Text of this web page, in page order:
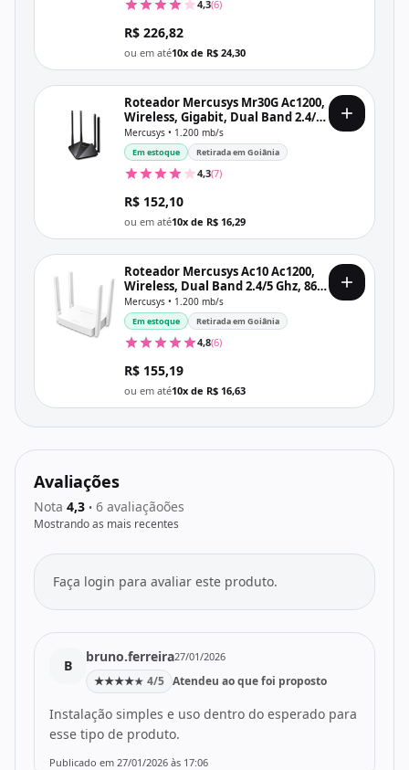
4,3(6)
R$ 226,82
ou em até10x de R$ 24,30
Roteador Mercusys Mr30G Ac1200,
Wireless, Gigabit, Dual Band 2.4/5
Ghz, 1.167 Mb/S, 4 Antenas
Mercusys • 1.200 mb/s
Em estoque Retirada em Goiânia
4,3(7)
R$ 152,10
ou em até10x de R$ 16,29
Roteador Mercusys Ac10 Ac1200,
Wireless, Dual Band 2.4/5 Ghz, 867
Mb/S, 4 Antenas
Mercusys • 1.200 mb/s
Em estoque Retirada em Goiânia
4,8(6)
R$ 155,19
ou em até10x de R$ 16,63
Avaliações
Nota 4,3 • 6 avaliaçãoões
Mostrando as mais recentes
Faça login para avaliar este produto.
B
bruno.ferreira27/01/2026
★★★★★ 4/5 Atendeu ao que foi proposto
Instalação simples e uso dentro do esperado para
esse tipo de produto.
Publicado em 27/01/2026 às 17:06